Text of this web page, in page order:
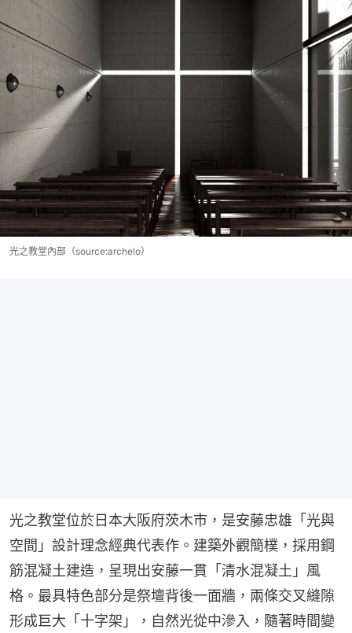
光之教堂內部（source:archelo）
光之教堂位於日本大阪府茨木市，是安藤忠雄「光與
空間」設計理念經典代表作。建築外觀簡樸，採用鋼
筋混凝土建造，呈現出安藤一貫「清水混凝土」風
格。最具特色部分是祭壇背後一面牆，兩條交叉縫隙
形成巨大「十字架」，自然光從中滲入，隨著時間變